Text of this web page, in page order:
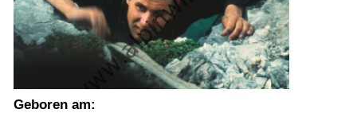
Geboren am: